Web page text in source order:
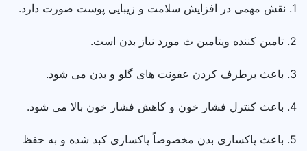
1. نقش مهمی در افزایش سلامت و زیبایی پوست صورت دارد.
2. تامین کننده ویتامین ث مورد نیاز بدن است.
3. باعث برطرف کردن عفونت‌ های گلو و بدن می‌ شود.
4. باعث کنترل فشار خون و کاهش فشار خون بالا می‌ شود.
5. باعث پاکسازی بدن مخصوصاً پاکسازی کبد شده و به حفظ